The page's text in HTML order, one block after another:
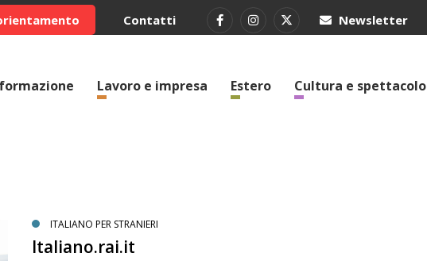
Contatti Newsletter
Lavoro e impresa Estero Cultura e spettacolo
ITALIANO PER STRANIERI
Italiano.rai.it